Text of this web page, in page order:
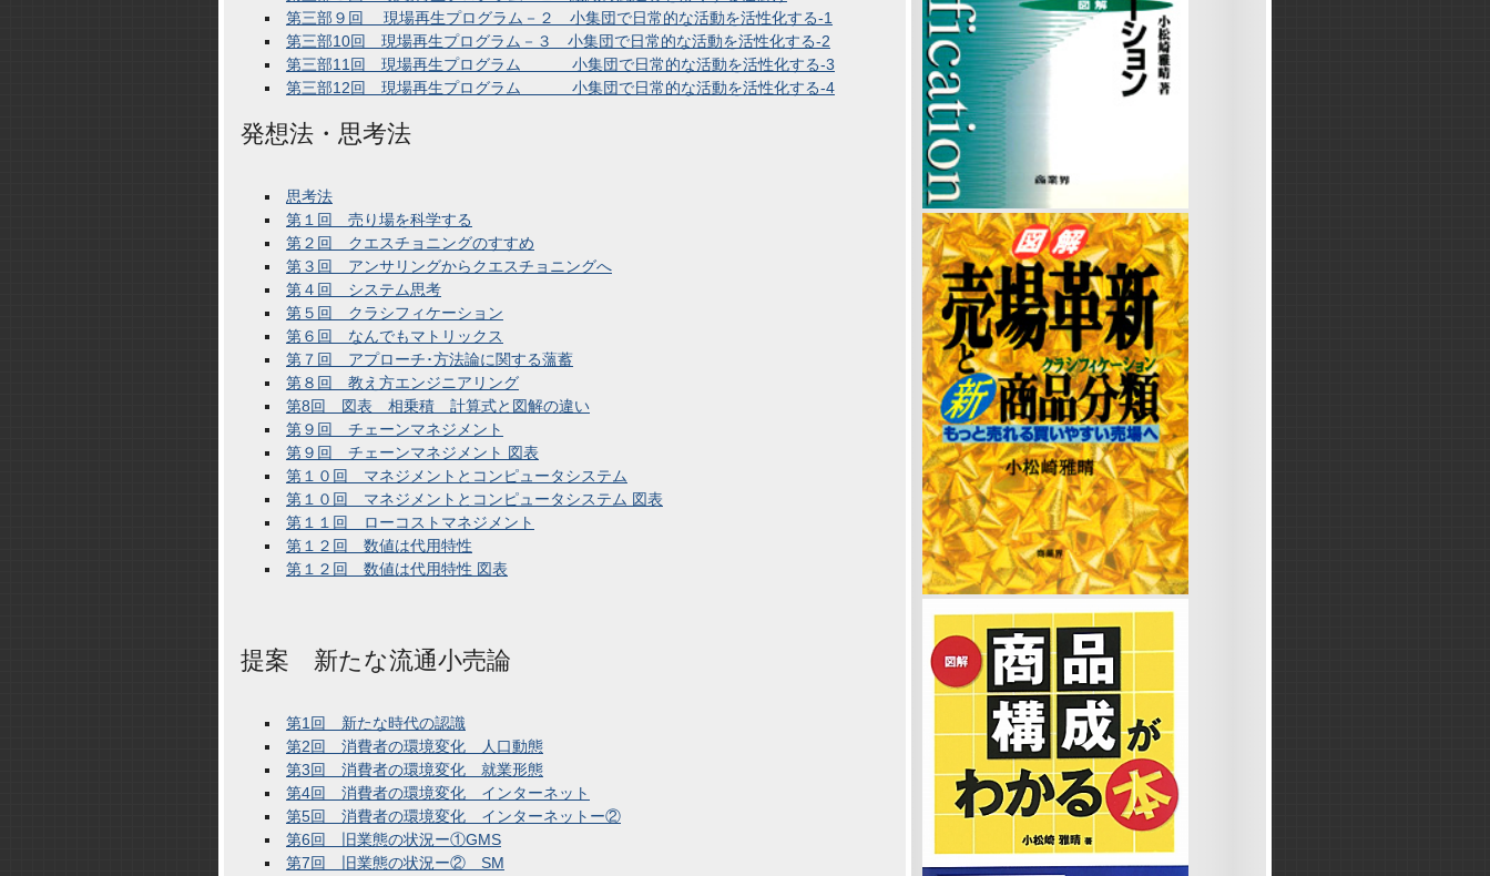
第三部９回 現場再生プログラム－２ 小集団で日常的な活動を活性化する-1
第三部10回 現場再生プログラム－３ 小集団で日常的な活動を活性化する-2
第三部11回 現場再生プログラム 小集団で日常的な活動を活性化する-3
第三部12回 現場再生プログラム 小集団で日常的な活動を活性化する-4
発想法・思考法
思考法
第１回 売り場を科学する
第２回 クエスチョニングのすすめ
第３回 アンサリングからクエスチョニングへ
第４回 システム思考
第５回 クラシフィケーション
第６回 なんでもマトリックス
第７回 アプローチ･方法論に関する薀蓄
第８回 教え方エンジニアリング
第8回 図表 相乗積 計算式と図解の違い
第９回 チェーンマネジメント
第９回 チェーンマネジメント 図表
第１０回 マネジメントとコンピュータシステム
第１０回 マネジメントとコンピュータシステム 図表
第１１回 ローコストマネジメント
第１２回 数値は代用特性
第１２回 数値は代用特性 図表
提案 新たな流通小売論
第1回 新たな時代の認識
第2回 消費者の環境変化 人口動態
第3回 消費者の環境変化 就業形態
第4回 消費者の環境変化 インターネット
第5回 消費者の環境変化 インターネットー②
第6回 旧業態の状況ー①GMS
第7回 旧業態の状況ー② SM